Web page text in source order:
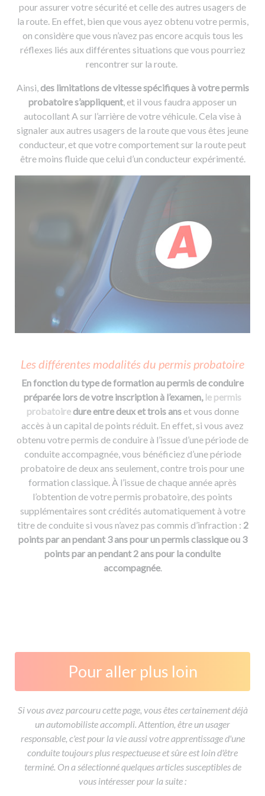
pour assurer votre sécurité et celle des autres usagers de
la route. En effet, bien que vous ayez obtenu votre permis,
on considère que vous n’avez pas encore acquis tous les
réflexes liés aux différentes situations que vous pourriez
rencontrer sur la route.
Ainsi,des limitations de vitesse spécifiques à votre permis
probatoire s’appliquent, et il vous faudra apposer un
autocollant A sur l’arrière de votre véhicule. Cela vise à
signaler aux autres usagers de la route que vous êtes jeune
conducteur, et que votre comportement sur la route peut
être moins fluide que celui d’un conducteur expérimenté.
Les différentes modalités du permis probatoire
En fonction du type de formation au permis de conduire
préparée lors de votre inscription à l’examen, le permis
probatoiredure entre deux et trois anset vous donne
accès à un capital de points réduit. En effet, si vous avez
obtenu votre permis de conduire à l’issue d’une période de
conduite accompagnée, vous bénéficiez d’une période
probatoire de deux ans seulement, contre trois pour une
formation classique. À l’issue de chaque année après
l’obtention de votre permis probatoire, des points
supplémentaires sont crédités automatiquement à votre
titre de conduite si vous n’avez pas commis d’infraction : 2
points par an pendant 3 ans pour un permis classique ou 3
points par an pendant 2 ans pour la conduite
accompagnée.
Pour aller plus loin
Si vous avez parcouru cette page, vous êtes certainement déjà
un automobiliste accompli. Attention, être un usager
responsable, c'est pour la vie aussi votre apprentissage d'une
conduite toujours plus respectueuse et sûre est loin d'être
terminé. On a sélectionné quelques articles susceptibles de
vous intéresser pour la suite :